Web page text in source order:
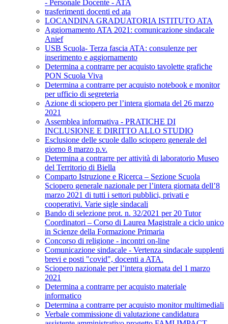
- Personale Docente - ATA
trasferimenti docenti ed ata
LOCANDINA GRADUATORIA ISTITUTO ATA
Aggiornamento ATA 2021: comunicazione sindacale
Anief
USB Scuola- Terza fascia ATA: consulenze per
inserimento e aggiornamento
Determina a contrarre per acquisto tavolette grafiche
PON Scuola Viva
Determina a contrarre per acquisto notebook e monitor
per ufficio di segreteria
Azione di sciopero per l’intera giornata del 26 marzo
2021
Assemblea informativa - PRATICHE DI
INCLUSIONE E DIRITTO ALLO STUDIO
Esclusione delle scuole dallo sciopero generale del
giorno 8 marzo p.v.
Determina a contrarre per attività di laboratorio Museo
del Territorio di Biella
Comparto Istruzione e Ricerca – Sezione Scuola
Sciopero generale nazionale per l’intera giornata dell’8
marzo 2021 di tutti i settori pubblici, privati e
cooperativi. Varie sigle sindacali
Bando di selezione prot. n. 32/2021 per 20 Tutor
Coordinatori – Corso di Laurea Magistrale a ciclo unico
in Scienze della Formazione Primaria
Concorso di religione - incontri on-line
Comunicazione sindacale - Vertenza sindacale supplenti
brevi e posti "covid", docenti a ATA.
Sciopero nazionale per l’intera giornata del 1 marzo
2021
Determina a contrarre per acquisto materiale
informatico
Determina a contrarre per acquisto monitor multimediali
Verbale commissione di valutazione candidatura